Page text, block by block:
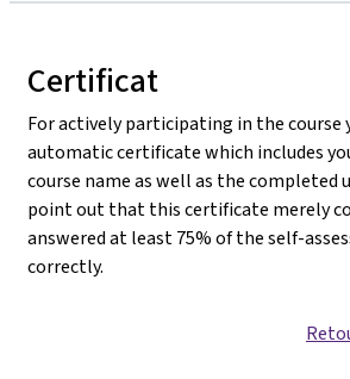
Certificat
For actively participating in the course
automatic certificate which includes
course name as well as the completed
point out that this certificate merely
answered at least 75% of the self-
correctly.